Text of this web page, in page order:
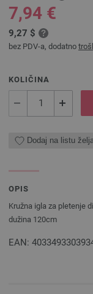
7,94 €
9,27 $
bez PDV-a, dodatno
KOLIČINA
Dodaj na listu
OPIS
Kružna igla za pletenje
dužina 120cm
EAN: